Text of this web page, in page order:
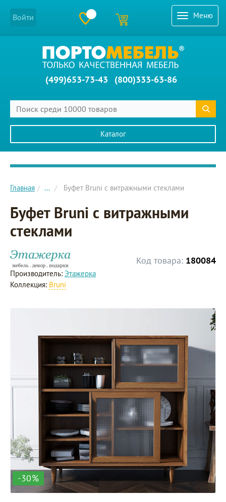
Меню
Войти
(499)653-73-43 (800)333-63-86
Каталог
Главное меню сайта
Главная ... Буфет Bruni с витражными стеклами
Буфет Bruni с витражными
стеклами
Код товара: 180084
Производитель: Этажерка
Коллекция: Bruni
-30%